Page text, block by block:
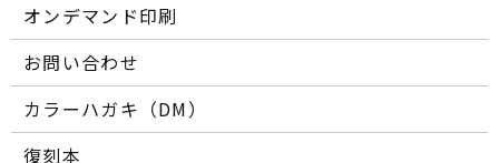
オンデマンド印刷
お問い合わせ
カラーハガキ（DM）
復刻本